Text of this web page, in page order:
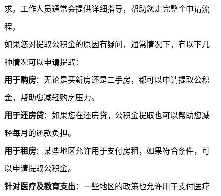
求。工作人员通常会提供详细指导，帮助您走完整个申请流
程。
如果您对提取公积金的原因有疑问，通常情况下，有以下几
种情况可以申请提取：
用于购房：无论是买新房还是二手房，都可以申请提取公积
金，帮助您减轻购房压力。
用于还房贷：如果您在还房贷，公积金提取也可以帮助您减
轻每月的还款负担。
用于租房：某些地区允许用于支付房租，如果符合条件，可
以申请提取公积金。
针对医疗及教育支出 ：一些地区的政策也允许用于支付医疗